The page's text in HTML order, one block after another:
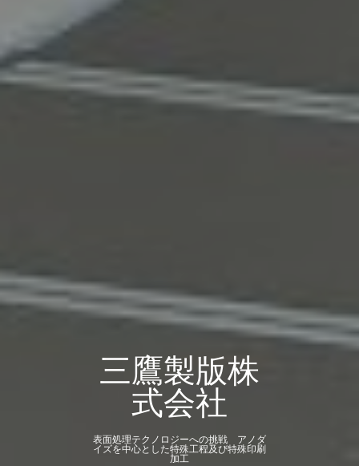
三鷹製版株
式会社
表面処理テクノロジーへの挑戦 アノダ
イズを中心とした特殊工程及び特殊印刷
加工